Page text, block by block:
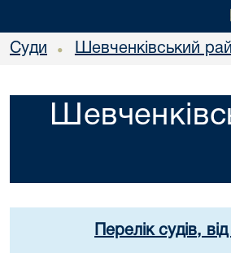
Суди • Шевченківський
Перелік судів,